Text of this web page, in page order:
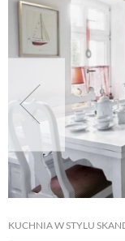
KUCHNIA W STYLU